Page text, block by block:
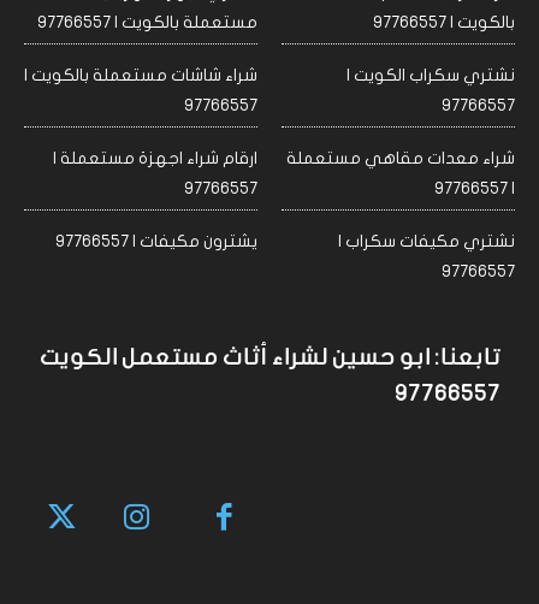
بالكويت | 97766557
مستعملة بالكويت | 97766557
نشتري سكراب الكويت |
97766557
شراء شاشات مستعملة بالكويت |
97766557
شراء معدات مقاهي مستعملة
| 97766557
ارقام شراء اجهزة مستعملة |
97766557
نشتري مكيفات سكراب |
97766557
يشترون مكيفات | 97766557
تابعنا: ابو حسين لشراء أثاث مستعمل الكويت
97766557